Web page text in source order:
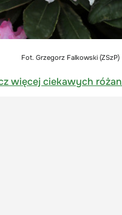
Fot. Grzegorz Falkowski (ZSzP)
więcej ciekawych